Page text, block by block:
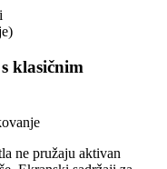
klasičnim
ne pružaju aktivan